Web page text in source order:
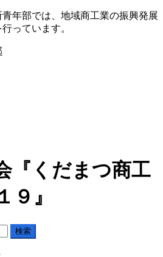
年部では、地域商工業の振興発展
っています。
『くだまつ商工
９』